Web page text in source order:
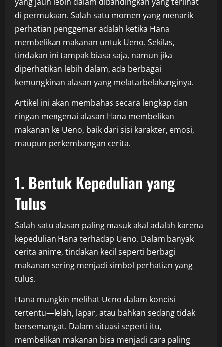
di permukaan. Salah satu momen yang menarik
perhatian penggemar adalah ketika Hana
membelikan makanan untuk Ueno. Sekilas,
tindakan ini tampak biasa saja, namun jika
diperhatikan lebih dalam, ada berbagai
kemungkinan alasan yang melatarbelakanginya.
Artikel ini akan membahas secara lengkap dan
ringan mengenai alasan Hana membelikan
makanan ke Ueno, baik dari sisi karakter, emosi,
maupun perkembangan cerita.
1. Bentuk Kepedulian yang
Tulus
Salah satu alasan paling masuk akal adalah karena
kepedulian Hana terhadap Ueno. Dalam banyak
cerita anime, tindakan kecil seperti berbagi
makanan sering menjadi simbol perhatian yang
tulus.
Hana mungkin melihat Ueno dalam kondisi
tertentu—lelah, lapar, atau bahkan sedang tidak
bersemangat. Dalam situasi seperti itu,
membelikan makanan bisa menjadi cara paling